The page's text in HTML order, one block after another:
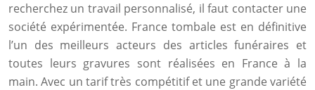
recherchez un travail personnalisé, il faut contacter une
société expérimentée. France tombale est en définitive
l’un des meilleurs acteurs des articles funéraires et
toutes leurs gravures sont réalisées en France à la
main. Avec un tarif très compétitif et une grande variété